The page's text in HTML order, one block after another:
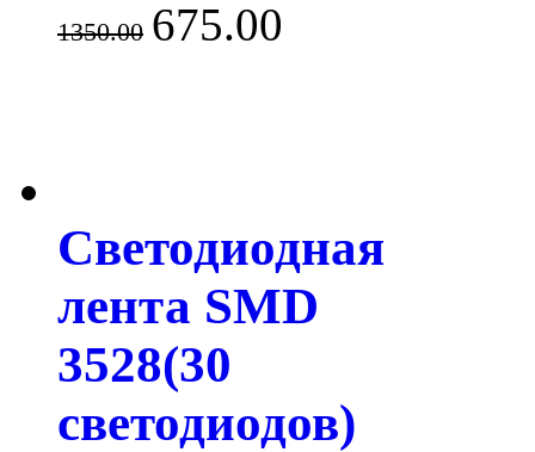
1350.00 675.00
Светодиодная
лента SMD
3528(30
светодиодов)